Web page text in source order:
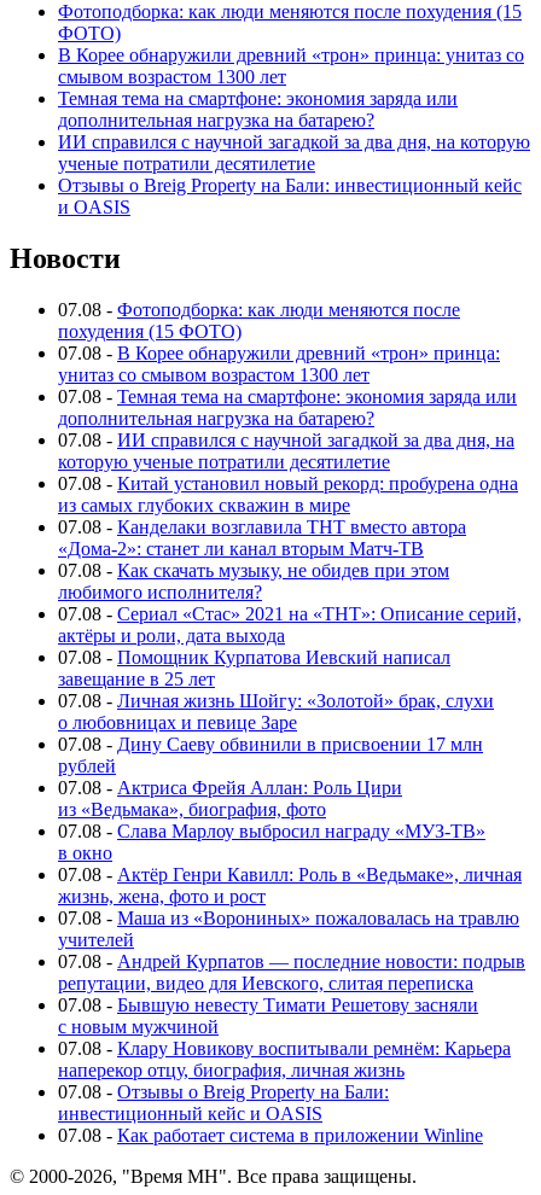
Фотоподборка: как люди меняются после похудения (15
ФОТО)
В Корее обнаружили древний «трон» принца: унитаз со
смывом возрастом 1300 лет
Темная тема на смартфоне: экономия заряда или
дополнительная нагрузка на батарею?
ИИ справился с научной загадкой за два дня, на которую
ученые потратили десятилетие
Отзывы о Breig Property на Бали: инвестиционный кейс
и OASIS
Новости
07.08 - Фотоподборка: как люди меняются после
похудения (15 ФОТО)
07.08 - В Корее обнаружили древний «трон» принца:
унитаз со смывом возрастом 1300 лет
07.08 - Темная тема на смартфоне: экономия заряда или
дополнительная нагрузка на батарею?
07.08 - ИИ справился с научной загадкой за два дня, на
которую ученые потратили десятилетие
07.08 - Китай установил новый рекорд: пробурена одна
из самых глубоких скважин в мире
07.08 - Канделаки возглавила ТНТ вместо автора
«Дома-2»: станет ли канал вторым Матч-ТВ
07.08 - Как скачать музыку, не обидев при этом
любимого исполнителя?
07.08 - Сериал «Стас» 2021 на «ТНТ»: Описание серий,
актёры и роли, дата выхода
07.08 - Помощник Курпатова Иевский написал
завещание в 25 лет
07.08 - Личная жизнь Шойгу: «Золотой» брак, слухи
о любовницах и певице Заре
07.08 - Дину Саеву обвинили в присвоении 17 млн
рублей
07.08 - Актриса Фрейя Аллан: Роль Цири
из «Ведьмака», биография, фото
07.08 - Слава Марлоу выбросил награду «МУЗ-ТВ»
в окно
07.08 - Актёр Генри Кавилл: Роль в «Ведьмаке», личная
жизнь, жена, фото и рост
07.08 - Маша из «Ворониных» пожаловалась на травлю
учителей
07.08 - Андрей Курпатов — последние новости: подрыв
репутации, видео для Иевского, слитая переписка
07.08 - Бывшую невесту Тимати Решетову засняли
с новым мужчиной
07.08 - Клару Новикову воспитывали ремнём: Карьера
наперекор отцу, биография, личная жизнь
07.08 - Отзывы о Breig Property на Бали:
инвестиционный кейс и OASIS
07.08 - Как работает система в приложении Winline
© 2000-2026, "Время МН". Все права защищены.